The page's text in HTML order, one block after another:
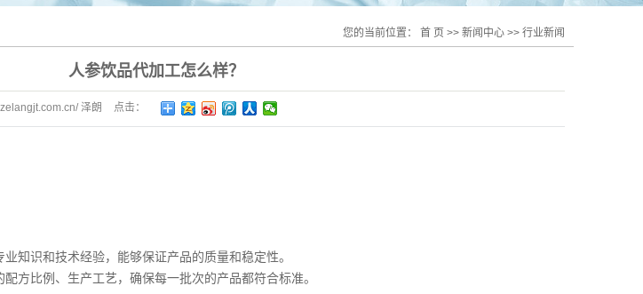
您的当前位置： 首 页 >> 新闻中心 >> 行业新闻
人参饮品代加工怎么样？
泽朗
点击：
知识和技术经验，能够保证产品的质量和稳定性。
方比例、生产工艺，确保每一批次的产品都符合标准。